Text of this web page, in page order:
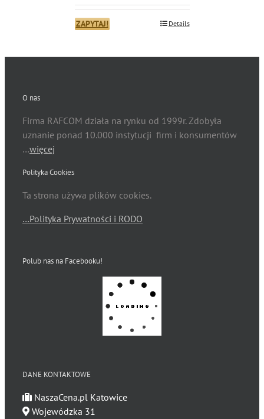
ZAPYTAJ! Details
O nas
Firma RAFCOM działa na rynku od 1999r. Zdobyła
uznanie ponad 10.000 instytucji firm i konsumentów
…więcej
Polityka Cookies
Ta strona używa plików cookies.
…Polityka Prywatności i RODO
Polub nas na Facebooku!
DANE KONTAKTOWE
NaszaCena.pl Katowice
Wojewódzka 31